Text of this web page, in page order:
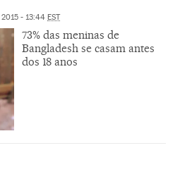
2015 - 13:44 EST
73% das meninas de
Bangladesh se casam antes
dos 18 anos